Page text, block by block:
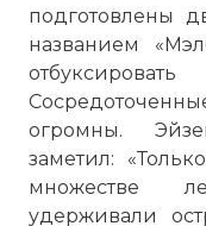
подготовлены
названием
огромны.
заметил:
множестве
удерживали